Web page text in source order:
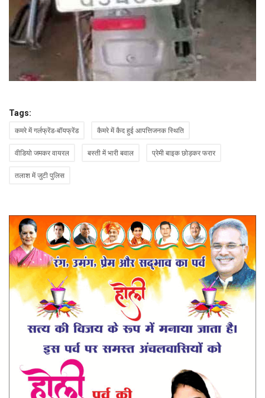
Tags:
कमरे में गर्लफ्रेंड-बॉयफ्रेंड कैमरे में कैद हुई आपत्तिजनक स्थिति
वीडियो जमकर वायरल बस्ती में भारी बवाल प्रेमी बाइक छोड़कर फरार
तलाश में जुटी पुलिस